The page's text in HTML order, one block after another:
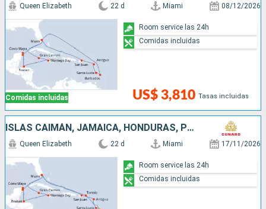
Comidas incluidas
Queen Elizabeth 22 d Miami 08/12/2026
US$ 3,810 Tasas incluidas
Room service las 24h
Comidas incluidas
ISLAS CAIMÁN, JAMAICA, HONDURAS, PUERTO RICO, SAN MARTÍN, BARBADOS, SANTA LUCIA, MÉXICO, ESTADOS UNIDOS, ANTIGUA Y BARBUDA
Queen Elizabeth 22 d Miami 17/11/2026
Room service las 24h
Comidas incluidas